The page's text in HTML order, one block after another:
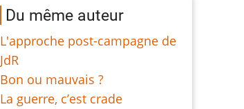
Du même auteur
L'approche post-campagne de
JdR
Bon ou mauvais ?
La guerre, c’est crade